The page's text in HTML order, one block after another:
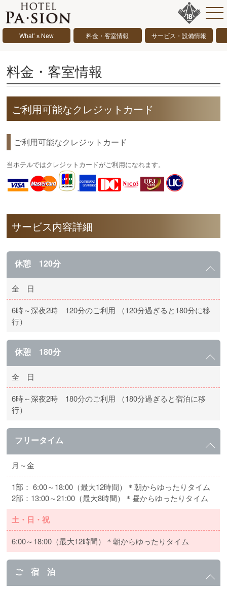
What’ｓNew 料金・客室情報 サービス・設備情報
料金・客室情報
ご利用可能なクレジットカード
ご利用可能なクレジットカード
当ホテルではクレジットカードがご利用になれます。
サービス内容詳細
休憩 120分
全 日
6時～深夜2時 120分のご利用 （120分過ぎると180分に移
行）
休憩 180分
全 日
6時～深夜2時 180分のご利用 （180分過ぎると宿泊に移
行）
フリータイム
月～金
1部： 6:00～18:00（最大12時間）＊朝からゆったりタイム
2部：13:00～21:00（最大8時間）＊昼からゆったりタイム
土・日・祝
6:00～18:00（最大12時間）＊朝からゆったりタイム
ご 宿 泊